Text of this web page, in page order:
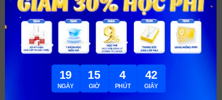
19
NGÀY
15
GIỜ
4
PHÚT
40
GIÂY